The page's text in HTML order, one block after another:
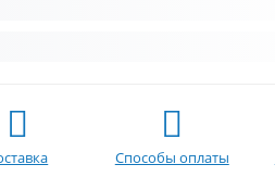
Способы оплаты